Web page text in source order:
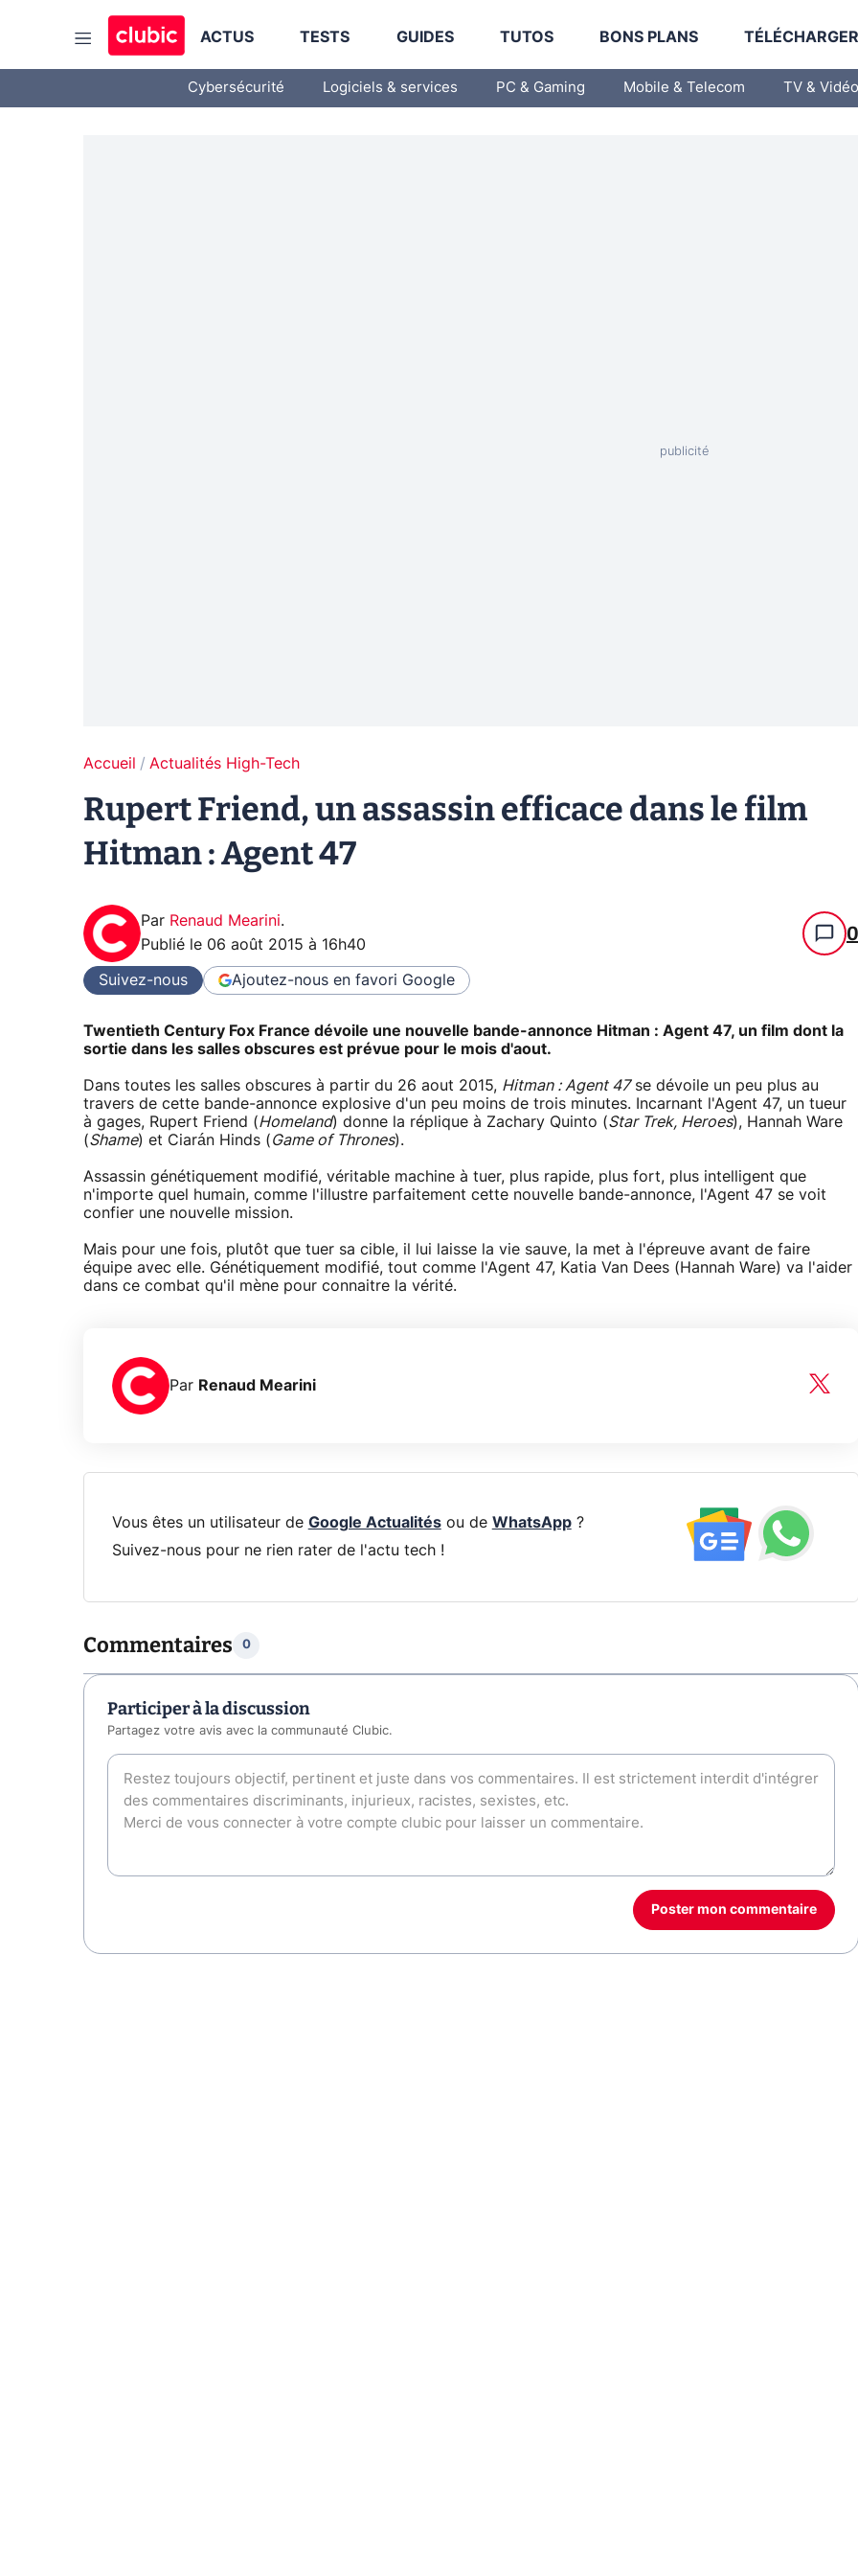
ACTUS TESTS GUIDES TUTOS BONS PLANS
Cybersécurité Logiciels & services PC & Gaming Mobile & Telecom TV & Vidéo
Accueil Actualités High-Tech
Rupert Friend, un assassin efficace dans le film
Hitman : Agent 47
Par Renaud Mearini.
Publié le 06 août 2015 à 16h40 0
Suivez-nous Ajoutez-nous en favori Google
Twentieth Century Fox France dévoile une nouvelle bande-annonce Hitman : Agent 47, un film dont la
sortie dans les salles obscures est prévue pour le mois d'aout.
Dans toutes les salles obscures à partir du 26 aout 2015, Hitman : Agent 47se dévoile un peu plus au
travers de cette bande-annonce explosive d'un peu moins de trois minutes. Incarnant l'Agent 47, un tueur
à gages, Rupert Friend (Homeland) donne la réplique à Zachary Quinto (Star Trek, Heroes), Hannah Ware
(Shame) et Ciarán Hinds (Game of Thrones).
Assassin génétiquement modifié, véritable machine à tuer, plus rapide, plus fort, plus intelligent que
n'importe quel humain, comme l'illustre parfaitement cette nouvelle bande-annonce, l'Agent 47 se voit
confier une nouvelle mission.
Mais pour une fois, plutôt que tuer sa cible, il lui laisse la vie sauve, la met à l'épreuve avant de faire
équipe avec elle. Génétiquement modifié, tout comme l'Agent 47, Katia Van Dees (Hannah Ware) va l'aider
dans ce combat qu'il mène pour connaitre la vérité.
Par Renaud Mearini
Vous êtes un utilisateur de Google Actualitésou de WhatsApp?
Suivez-nous pour ne rien rater de l'actu tech !
Commentaires 0
Participer à la discussion
Partagez votre avis avec la communauté Clubic.
Poster mon commentaire